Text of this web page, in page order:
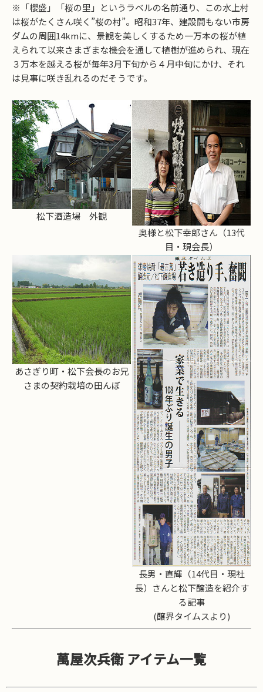
※「櫻盛」「桜の里」というラベルの名前通り、この水上村
は桜がたくさん咲く”桜の村”。昭和37年、建設間もない市房
ダムの周囲14kmに、景観を美しくするため一万本の桜が植
えられて以来さまざまな機会を通して植樹が進められ、現在
３万本を越える桜が毎年3月下旬から４月中旬にかけ、それ
は見事に咲き乱れるのだそうです。
松下酒造場 外観
奥様と松下幸郎さん（13代
目・現会長）
あさぎり町・松下会長のお兄
さまの契約栽培の田んぼ
長男・直輝（14代目・現社
長）さんと松下醸造を紹介す
る記事
(醸界タイムスより)
萬屋次兵衛 アイテム一覧